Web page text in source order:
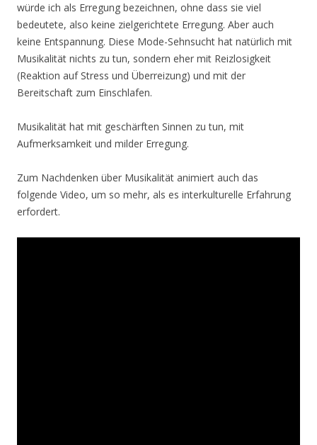
würde ich als Erregung bezeichnen, ohne dass sie viel
bedeutete, also keine zielgerichtete Erregung. Aber auch
keine Entspannung. Diese Mode-Sehnsucht hat natürlich mit
Musikalität nichts zu tun, sondern eher mit Reizlosigkeit
(Reaktion auf Stress und Überreizung) und mit der
Bereitschaft zum Einschlafen.
Musikalität hat mit geschärften Sinnen zu tun, mit
Aufmerksamkeit und milder Erregung.
Zum Nachdenken über Musikalität animiert auch das
folgende Video, um so mehr, als es interkulturelle Erfahrung
erfordert.